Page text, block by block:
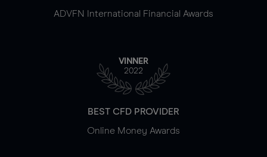
ADVFN International Financial Awards
VINNER
2022
BEST CFD PROVIDER
Online Money Awards